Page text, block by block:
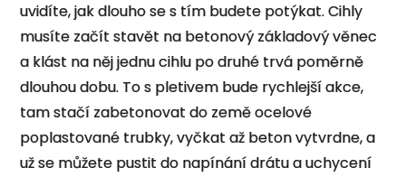
uvidíte, jak dlouho se s tím budete potýkat. Cihly
musíte začít stavět na betonový základový věnec
a klást na něj jednu cihlu po druhé trvá poměrně
dlouhou dobu. To s pletivem bude rychlejší akce,
tam stačí zabetonovat do země ocelové
poplastované trubky, vyčkat až beton vytvrdne, a
už se můžete pustit do napínání drátu a uchycení